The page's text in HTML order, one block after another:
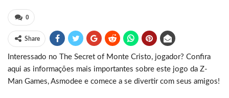
0
Share
Interessado no The Secret of Monte Cristo, jogador? Confira
aqui as informações mais importantes sobre este jogo da Z-
Man Games, Asmodee e comece a se divertir com seus amigos!